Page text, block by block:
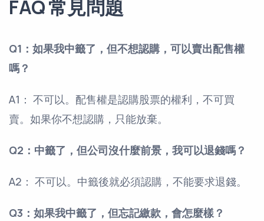
FAQ 常見問題
Q1：如果我中籤了，但不想認購，可以賣出配售權
嗎？
A1： 不可以。配售權是認購股票的權利，不可買
賣。如果你不想認購，只能放棄。
Q2：中籤了，但公司沒什麼前景，我可以退錢嗎？
A2： 不可以。中籤後就必須認購，不能要求退錢。
Q3：如果我中籤了，但忘記繳款，會怎麼樣？